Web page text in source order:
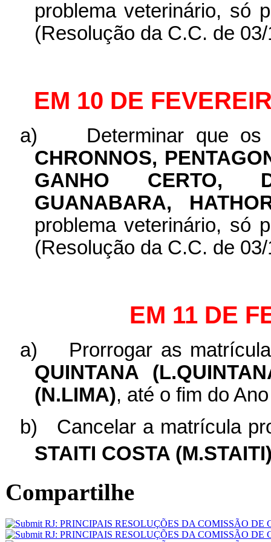
problema veterinário, só
(Resolução da C.C. de
EM 10 DE
a)
Determinar que
CHRONNOS,
GANHO CERTO,
GUANABARA,
problema veterinário, só
(Resolução da C.C. de
EM 11 DE
a)
Prorrogar as
QUINTANA
(N.LIMA), até o fim do
b)
Cancelar a matrícula
STAITI COSTA
Compartilhe